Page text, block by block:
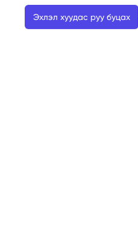
Эхлэл хуудас руу буцах